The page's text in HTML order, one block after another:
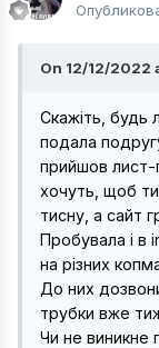
On 12/12/2022
Скажіть, будь
подала
прийшов
хочуть, щоб
тисну, а сайт
Пробувала і в
на різних
До них
трубки вже
Чи не виникне